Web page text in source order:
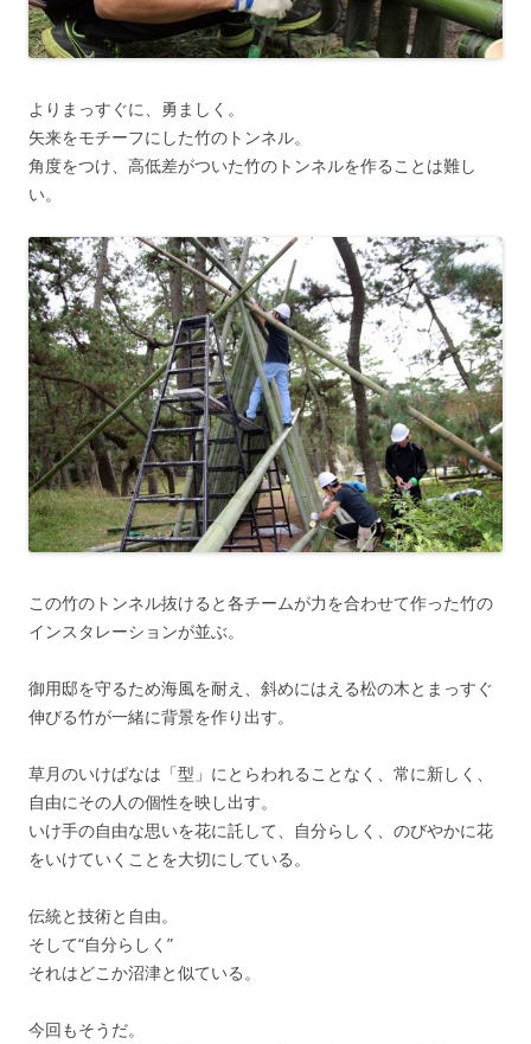
よりまっすぐに、勇ましく。
矢来をモチーフにした竹のトンネル。
角度をつけ、高低差がついた竹のトンネルを作ることは難し
い。
この竹のトンネル抜けると各チームが力を合わせて作った竹の
インスタレーションが並ぶ。
御用邸を守るため海風を耐え、斜めにはえる松の木とまっすぐ
伸びる竹が一緒に背景を作り出す。
草月のいけばなは「型」にとらわれることなく、常に新しく、
自由にその人の個性を映し出す。
いけ手の自由な思いを花に託して、自分らしく、のびやかに花
をいけていくことを大切にしている。
伝統と技術と自由。
そして“自分らしく”
それはどこか沼津と似ている。
今回もそうだ。